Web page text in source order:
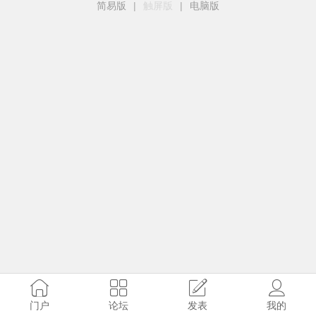
简易版 | 触屏版 | 电脑版
门户 论坛 发表 我的